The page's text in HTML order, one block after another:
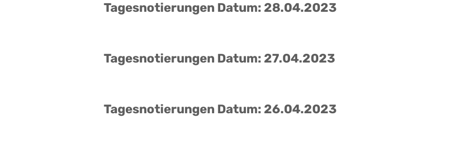
Tagesnotierungen Datum: 28.04.2023
Tagesnotierungen Datum: 27.04.2023
Tagesnotierungen Datum: 26.04.2023